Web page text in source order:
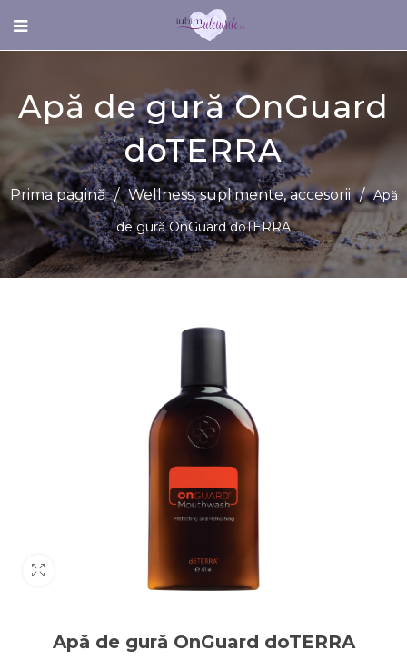
Apă de gură OnGuard
doTERRA
Prima pagină / Wellness, suplimente, accesorii / Apă
de gură OnGuard doTERRA
Apă de gură OnGuard doTERRA